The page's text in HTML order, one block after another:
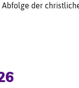
der